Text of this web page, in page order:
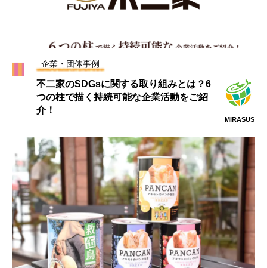
企業・団体事例
不二家のSDGsに関する取り組みとは？6
つの柱で描く持続可能な企業活動をご紹
介！
MIRASUS